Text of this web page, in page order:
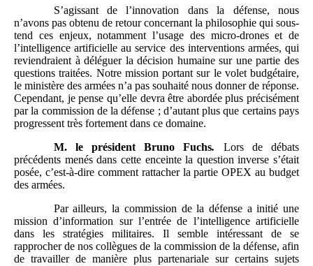
S’agissant de l’innovation dans la défense, nous
n’avons pas obtenu de retour concernant la philosophie qui sous-
tend ces enjeux, notamment l’usage des micro-drones et de
l’intelligence artificielle au service des interventions armées, qui
reviendraient à déléguer la décision humaine sur une partie des
questions traitées. Notre mission portant sur le volet budgétaire,
le ministère des armées n’a pas souhaité nous donner de réponse.
Cependant, je pense qu’elle devra être abordée plus précisément
par la commission de la défense ; d’autant plus que certains pays
progressent très fortement dans ce domaine.
M.
le président Bruno Fuchs. Lors de débats
précédents menés dans cette enceinte la question inverse s’était
posée, c’est-à-dire comment rattacher la partie OPEX au budget
des armées.
Par ailleurs, la commission de la défense a initié une
mission d’information sur l’entrée de l’intelligence artificielle
dans les stratégies militaires. Il semble intéressant de se
rapprocher de nos collègues de la commission de la défense, afin
de travailler de manière plus partenariale sur certains sujets